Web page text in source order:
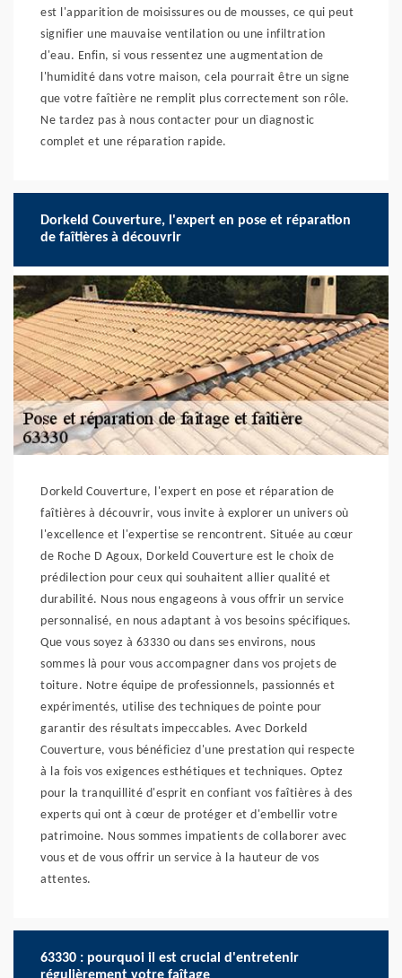
est l'apparition de moisissures ou de mousses, ce qui peut
signifier une mauvaise ventilation ou une infiltration
d'eau. Enfin, si vous ressentez une augmentation de
l'humidité dans votre maison, cela pourrait être un signe
que votre faîtière ne remplit plus correctement son rôle.
Ne tardez pas à nous contacter pour un diagnostic
complet et une réparation rapide.
Dorkeld Couverture, l'expert en pose et réparation
de faîtières à découvrir
Dorkeld Couverture, l'expert en pose et réparation de
faîtières à découvrir, vous invite à explorer un univers où
l'excellence et l'expertise se rencontrent. Située au cœur
de Roche D Agoux, Dorkeld Couverture est le choix de
prédilection pour ceux qui souhaitent allier qualité et
durabilité. Nous nous engageons à vous offrir un service
personnalisé, en nous adaptant à vos besoins spécifiques.
Que vous soyez à 63330 ou dans ses environs, nous
sommes là pour vous accompagner dans vos projets de
toiture. Notre équipe de professionnels, passionnés et
expérimentés, utilise des techniques de pointe pour
garantir des résultats impeccables. Avec Dorkeld
Couverture, vous bénéficiez d'une prestation qui respecte
à la fois vos exigences esthétiques et techniques. Optez
pour la tranquillité d'esprit en confiant vos faîtières à des
experts qui ont à cœur de protéger et d'embellir votre
patrimoine. Nous sommes impatients de collaborer avec
vous et de vous offrir un service à la hauteur de vos
attentes.
63330 : pourquoi il est crucial d'entretenir